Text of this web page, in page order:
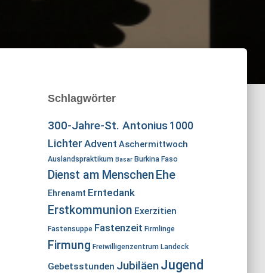
Schlagwörter
300-Jahre-St. Antonius 1000
Lichter Advent Aschermittwoch
Auslandspraktikum Basar Burkina Faso
Dienst am MenschenEhe
Ehrenamt Erntedank
Erstkommunion Exerzitien
Fastensuppe Fastenzeit Firmlinge
Firmung Freiwilligenzentrum Landeck
Gebetsstunden Jubiläen Jugend